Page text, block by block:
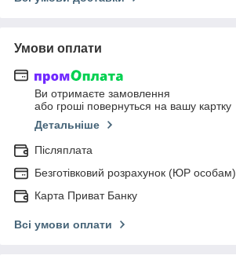
Умови оплати
Ви отримаєте замовлення
або гроші повернуться на вашу картку
Детальніше
Післяплата
Безготівковий розрахунок (ЮР особам)
Карта Приват Банку
Всі умови оплати